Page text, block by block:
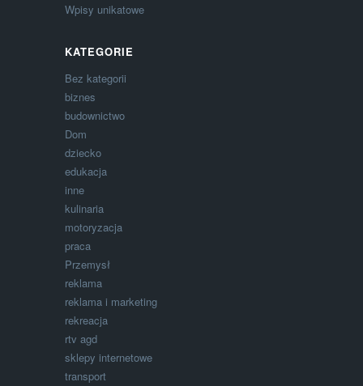
Wpisy unikatowe
KATEGORIE
Bez kategorii
biznes
budownictwo
Dom
dziecko
edukacja
inne
kulinaria
motoryzacja
praca
Przemysł
reklama
reklama i marketing
rekreacja
rtv agd
sklepy internetowe
transport